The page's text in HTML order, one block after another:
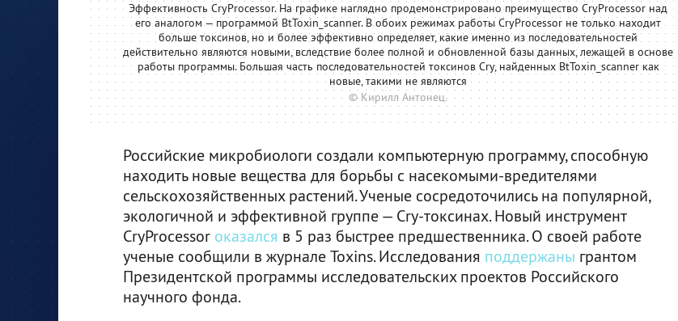
Эффективность CryProcessor. На графике наглядно продемонстрировано преимущество CryProcessor над
его аналогом — программой BtToxin_scanner. В обоих режимах работы CryProcessor не только находит
больше токсинов, но и более эффективно определяет, какие именно из последовательностей
действительно являются новыми, вследствие более полной и обновленной базы данных, лежащей в основе
работы программы. Большая часть последовательностей токсинов Cry, найденных BtToxin_scanner как
новые, такими не являются
© Кирилл Антонец.
Российские микробиологи создали компьютерную программу, способную
находить новые вещества для борьбы с насекомыми-вредителями
сельскохозяйственных растений. Ученые сосредоточились на популярной,
экологичной и эффективной группе — Cry-токсинах. Новый инструмент
CryProcessor оказался в 5 раз быстрее предшественника. О своей работе
ученые сообщили в журнале Toxins. Исследования поддержаны грантом
Президентской программы исследовательских проектов Российского
научного фонда.